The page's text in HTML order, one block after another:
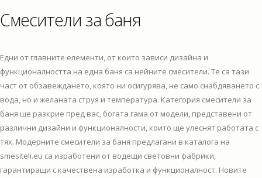
Смесители за баня
Едни от главните елементи, от които зависи дизайна и
функционалността на една баня са нейните смесители. Те са тази
част от обзавеждането, която ни осигурява, не само снабдяването с
вода, но и желаната струя и температура. Категория смесители за
баня ще разкрие пред вас, богата гама от модели, представени от
различни дизайни и функционалности, които ще улеснят работата с
тях. Модерните смесители за баня предлагани в каталога на
smesiteli.eu са изработени от водещи световни фабрики,
гарантиращи с качествена изработка и функционалност. Новите